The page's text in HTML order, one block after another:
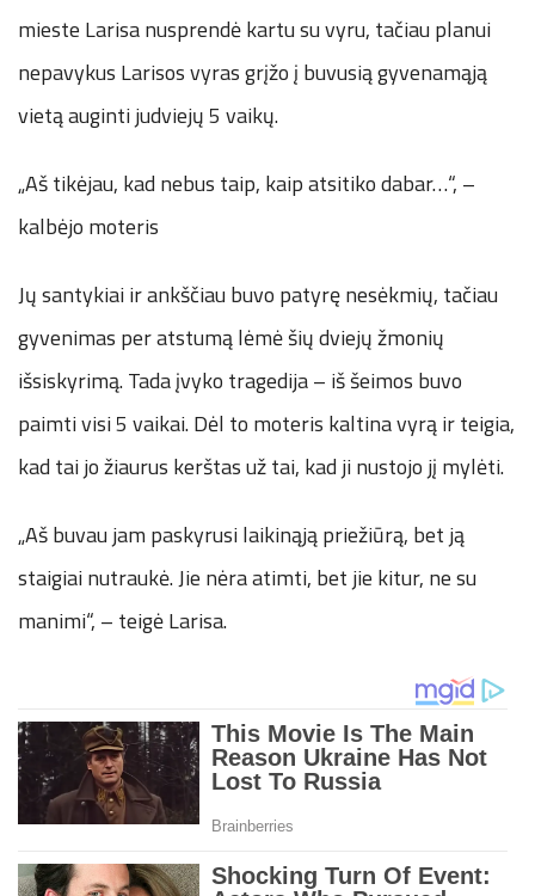
mieste Larisa nusprendė kartu su vyru, tačiau planui
nepavykus Larisos vyras grįžo į buvusią gyvenamąją
vietą auginti judviejų 5 vaikų.
„Aš tikėjau, kad nebus taip, kaip atsitiko dabar…“, –
kalbėjo moteris
Jų santykiai ir ankščiau buvo patyrę nesėkmių, tačiau
gyvenimas per atstumą lėmė šių dviejų žmonių
išsiskyrimą. Tada įvyko tragedija – iš šeimos buvo
paimti visi 5 vaikai. Dėl to moteris kaltina vyrą ir teigia,
kad tai jo žiaurus kerštas už tai, kad ji nustojo jį mylėti.
„Aš buvau jam paskyrusi laikinąją priežiūrą, bet ją
staigiai nutraukė. Jie nėra atimti, bet jie kitur, ne su
manimi“, – teigė Larisa.